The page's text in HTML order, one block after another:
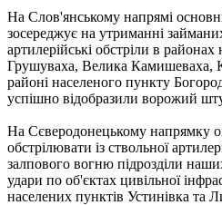
На Слов'янському напрямі
зосереджує на утриманні
артилерійські обстріли в
Грушуваха, Велика Камишеваха,
районі населеного пункту
успішно відобразили ворожий
На Сєверодонецькому напрямку
обстрілювати із ствольної
залпового вогню підрозділи
удари по об'єктах цивільної
населених пунктів Устинівка та